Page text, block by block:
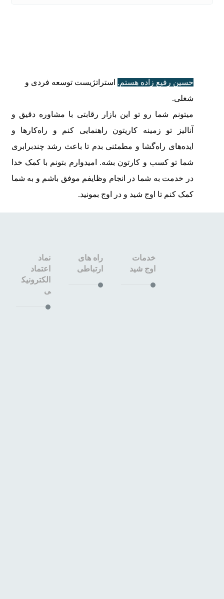
حسین رفیع زاده هستم. استراتژیست توسعه فردی و
شغلی.
میتونم شما رو تو این بازار رقابتی با مشاوره دقیق و
آنالیز تو زمینه کاریتون راهنمایی کنم و راه‌کارها و
ایده‌های راه‌گشا و مطمئنی بدم تا باعث رشد چندبرابری
شما تو کسب و کارتون بشه. امیدوارم بتونم با کمک خدا
در خدمت به شما در انجام وظایفم موفق باشم و به شما
کمک کنم تا اوج شید و در اوج بمونید.
خدمات
اوج شید
راه های
ارتباطی
نماد
اعتماد
الکترونیک
ی